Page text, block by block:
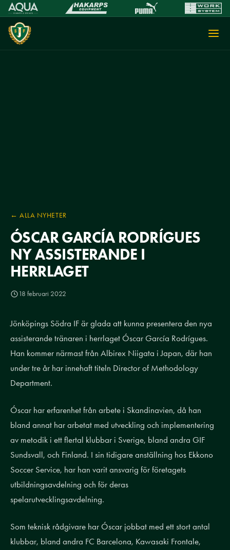
← ALLA NYHETER
ÓSCAR GARCÍA RODRÍGUES
NY ASSISTERANDE I
HERRLAGET
18 februari 2022
Jönköpings Södra IF är glada att kunna presentera den nya
assisterande tränaren i herrlaget Óscar García Rodrígues.
Han kommer närmast från Albirex Niigata i Japan, där han
under tre år har innehaft titeln Director of Methodology
Department.
Óscar har erfarenhet från arbete i Skandinavien, då han
bland annat har arbetat med utveckling och implementering
av metodik i ett flertal klubbar i Sverige, bland andra GIF
Sundsvall, och Finland. I sin tidigare anställning hos Ekkono
Soccer Service, har han varit ansvarig för företagets
utbildningsavdelning och för deras
spelarutvecklingsavdelning.
Som teknisk rådgivare har Óscar jobbat med ett stort antal
klubbar, bland andra FC Barcelona, Kawasaki Frontale,